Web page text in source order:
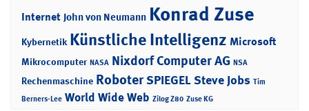
Internet John von Neumann Konrad Zuse
Kybernetik Künstliche Intelligenz Microsoft
Mikrocomputer NASA Nixdorf Computer AG NSA
Rechenmaschine RoboterSPIEGELSteve Jobs Tim
Berners-Lee World Wide Web Zilog Z80 Zuse KG